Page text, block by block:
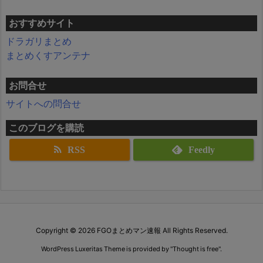
おすすめサイト
ドラガリまとめ
まとめくすアンテナ
お問合せ
サイトへの問合せ
このブログを購読
RSS Feedly
Copyright © 2026 FGOまとめマン速報 All Rights Reserved.
WordPress Luxeritas Theme is provided by "Thought is free".